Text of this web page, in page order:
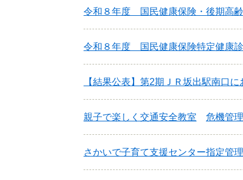
令和８年度 国民健康保険・後期高
令和８年度 国民健康保険特定健康
【結果公表】第2期ＪＲ坂出駅南口
親子で楽しく交通安全教室 危機管
さかいで子育て支援センター指定管